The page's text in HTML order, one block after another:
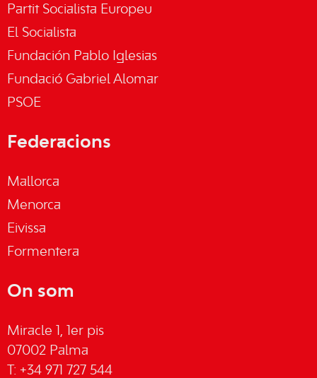
Partit Socialista Europeu
El Socialista
Fundación Pablo Iglesias
Fundació Gabriel Alomar
PSOE
Federacions
Mallorca
Menorca
Eivissa
Formentera
On som
Miracle 1, 1er pis
07002 Palma
T: +34 971 727 544